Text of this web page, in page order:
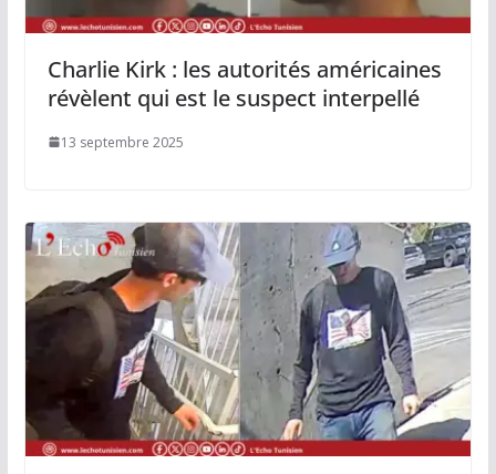
Charlie Kirk : les autorités américaines
révèlent qui est le suspect interpellé
13 septembre 2025